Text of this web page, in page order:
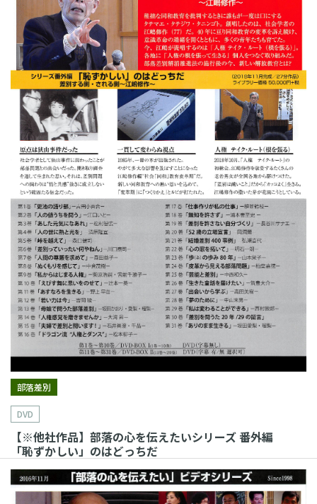
部落差別
DVD
【※他社作品】部落の心を伝えたいシリーズ 番外編
「恥ずかしい」のはどっちだ